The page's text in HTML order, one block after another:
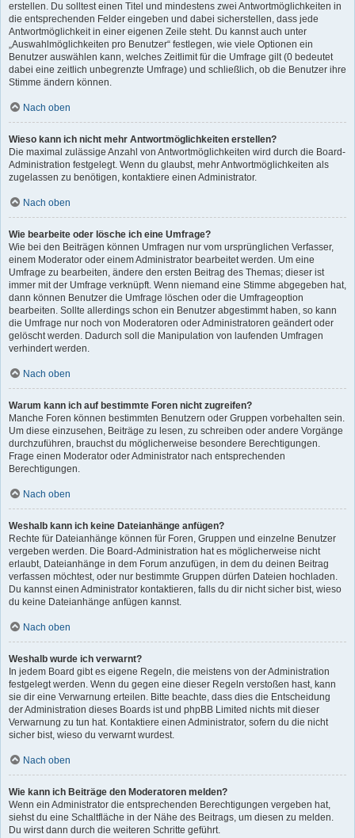
erstellen. Du solltest einen Titel und mindestens zwei Antwortmöglichkeiten in
die entsprechenden Felder eingeben und dabei sicherstellen, dass jede
Antwortmöglichkeit in einer eigenen Zeile steht. Du kannst auch unter
„Auswahlmöglichkeiten pro Benutzer“ festlegen, wie viele Optionen ein
Benutzer auswählen kann, welches Zeitlimit für die Umfrage gilt (0 bedeutet
dabei eine zeitlich unbegrenzte Umfrage) und schließlich, ob die Benutzer ihre
Stimme ändern können.
Nach oben
Wieso kann ich nicht mehr Antwortmöglichkeiten erstellen?
Die maximal zulässige Anzahl von Antwortmöglichkeiten wird durch die Board-
Administration festgelegt. Wenn du glaubst, mehr Antwortmöglichkeiten als
zugelassen zu benötigen, kontaktiere einen Administrator.
Nach oben
Wie bearbeite oder lösche ich eine Umfrage?
Wie bei den Beiträgen können Umfragen nur vom ursprünglichen Verfasser,
einem Moderator oder einem Administrator bearbeitet werden. Um eine
Umfrage zu bearbeiten, ändere den ersten Beitrag des Themas; dieser ist
immer mit der Umfrage verknüpft. Wenn niemand eine Stimme abgegeben hat,
dann können Benutzer die Umfrage löschen oder die Umfrageoption
bearbeiten. Sollte allerdings schon ein Benutzer abgestimmt haben, so kann
die Umfrage nur noch von Moderatoren oder Administratoren geändert oder
gelöscht werden. Dadurch soll die Manipulation von laufenden Umfragen
verhindert werden.
Nach oben
Warum kann ich auf bestimmte Foren nicht zugreifen?
Manche Foren können bestimmten Benutzern oder Gruppen vorbehalten sein.
Um diese einzusehen, Beiträge zu lesen, zu schreiben oder andere Vorgänge
durchzuführen, brauchst du möglicherweise besondere Berechtigungen.
Frage einen Moderator oder Administrator nach entsprechenden
Berechtigungen.
Nach oben
Weshalb kann ich keine Dateianhänge anfügen?
Rechte für Dateianhänge können für Foren, Gruppen und einzelne Benutzer
vergeben werden. Die Board-Administration hat es möglicherweise nicht
erlaubt, Dateianhänge in dem Forum anzufügen, in dem du deinen Beitrag
verfassen möchtest, oder nur bestimmte Gruppen dürfen Dateien hochladen.
Du kannst einen Administrator kontaktieren, falls du dir nicht sicher bist, wieso
du keine Dateianhänge anfügen kannst.
Nach oben
Weshalb wurde ich verwarnt?
In jedem Board gibt es eigene Regeln, die meistens von der Administration
festgelegt werden. Wenn du gegen eine dieser Regeln verstoßen hast, kann
sie dir eine Verwarnung erteilen. Bitte beachte, dass dies die Entscheidung
der Administration dieses Boards ist und phpBB Limited nichts mit dieser
Verwarnung zu tun hat. Kontaktiere einen Administrator, sofern du die nicht
sicher bist, wieso du verwarnt wurdest.
Nach oben
Wie kann ich Beiträge den Moderatoren melden?
Wenn ein Administrator die entsprechenden Berechtigungen vergeben hat,
siehst du eine Schaltfläche in der Nähe des Beitrags, um diesen zu melden.
Du wirst dann durch die weiteren Schritte geführt.